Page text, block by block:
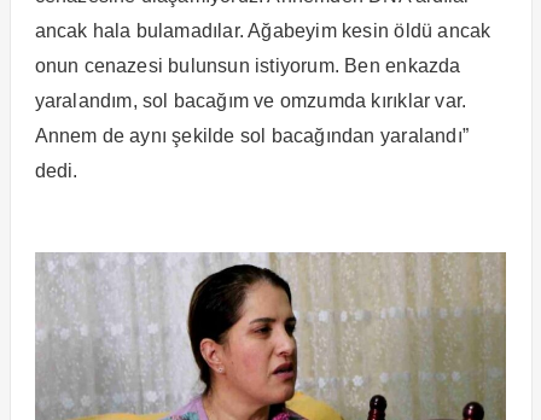
ancak hala bulamadılar. Ağabeyim kesin öldü ancak
onun cenazesi bulunsun istiyorum. Ben enkazda
yaralandım, sol bacağım ve omzumda kırıklar var.
Annem de aynı şekilde sol bacağından yaralandı”
dedi.